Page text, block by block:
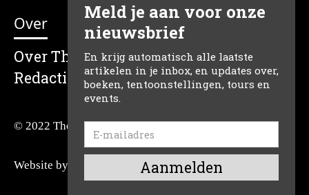
Meld je aan voor onze
nieuwsbrief
En krijg automatisch alle laatste
artikelen in je inbox, en updates over,
boeken, tentoonstellingen, tours en
events.
Over
Over The Dutch Historian
Redactie
© 2022 The Dutch Historian
Website by: Reclamefabriek